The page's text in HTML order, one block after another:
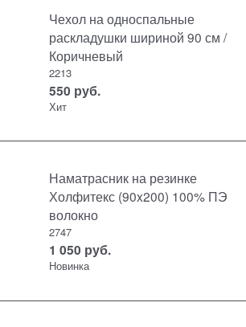
Чехол на односпальные
раскладушки шириной 90 см /
Коричневый
2213
550 руб.
Хит
Наматрасник на резинке
Холфитекс (90x200) 100% ПЭ
волокно
2747
1 050 руб.
Новинка